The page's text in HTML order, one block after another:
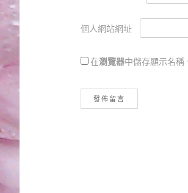
個人網站網址
在瀏覽器中儲存顯示名稱